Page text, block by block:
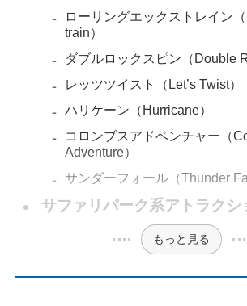
ローリングエックストレイン
train）
ダブルロックスピン（Double
レッツツイスト（Let’s Twist）
ハリケーン（Hurricane）
コロンブスアドベンチャー（
Adventure）
サンダーフォール（Thunder
サファリパーク系アトラクシ
もっと見る